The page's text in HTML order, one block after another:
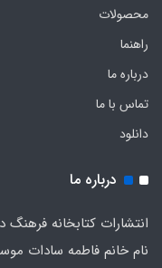
محصولات
راهنما
درباره ما
تماس با ما
دانلود
درباره ما
نام خانم فاطمه سادات